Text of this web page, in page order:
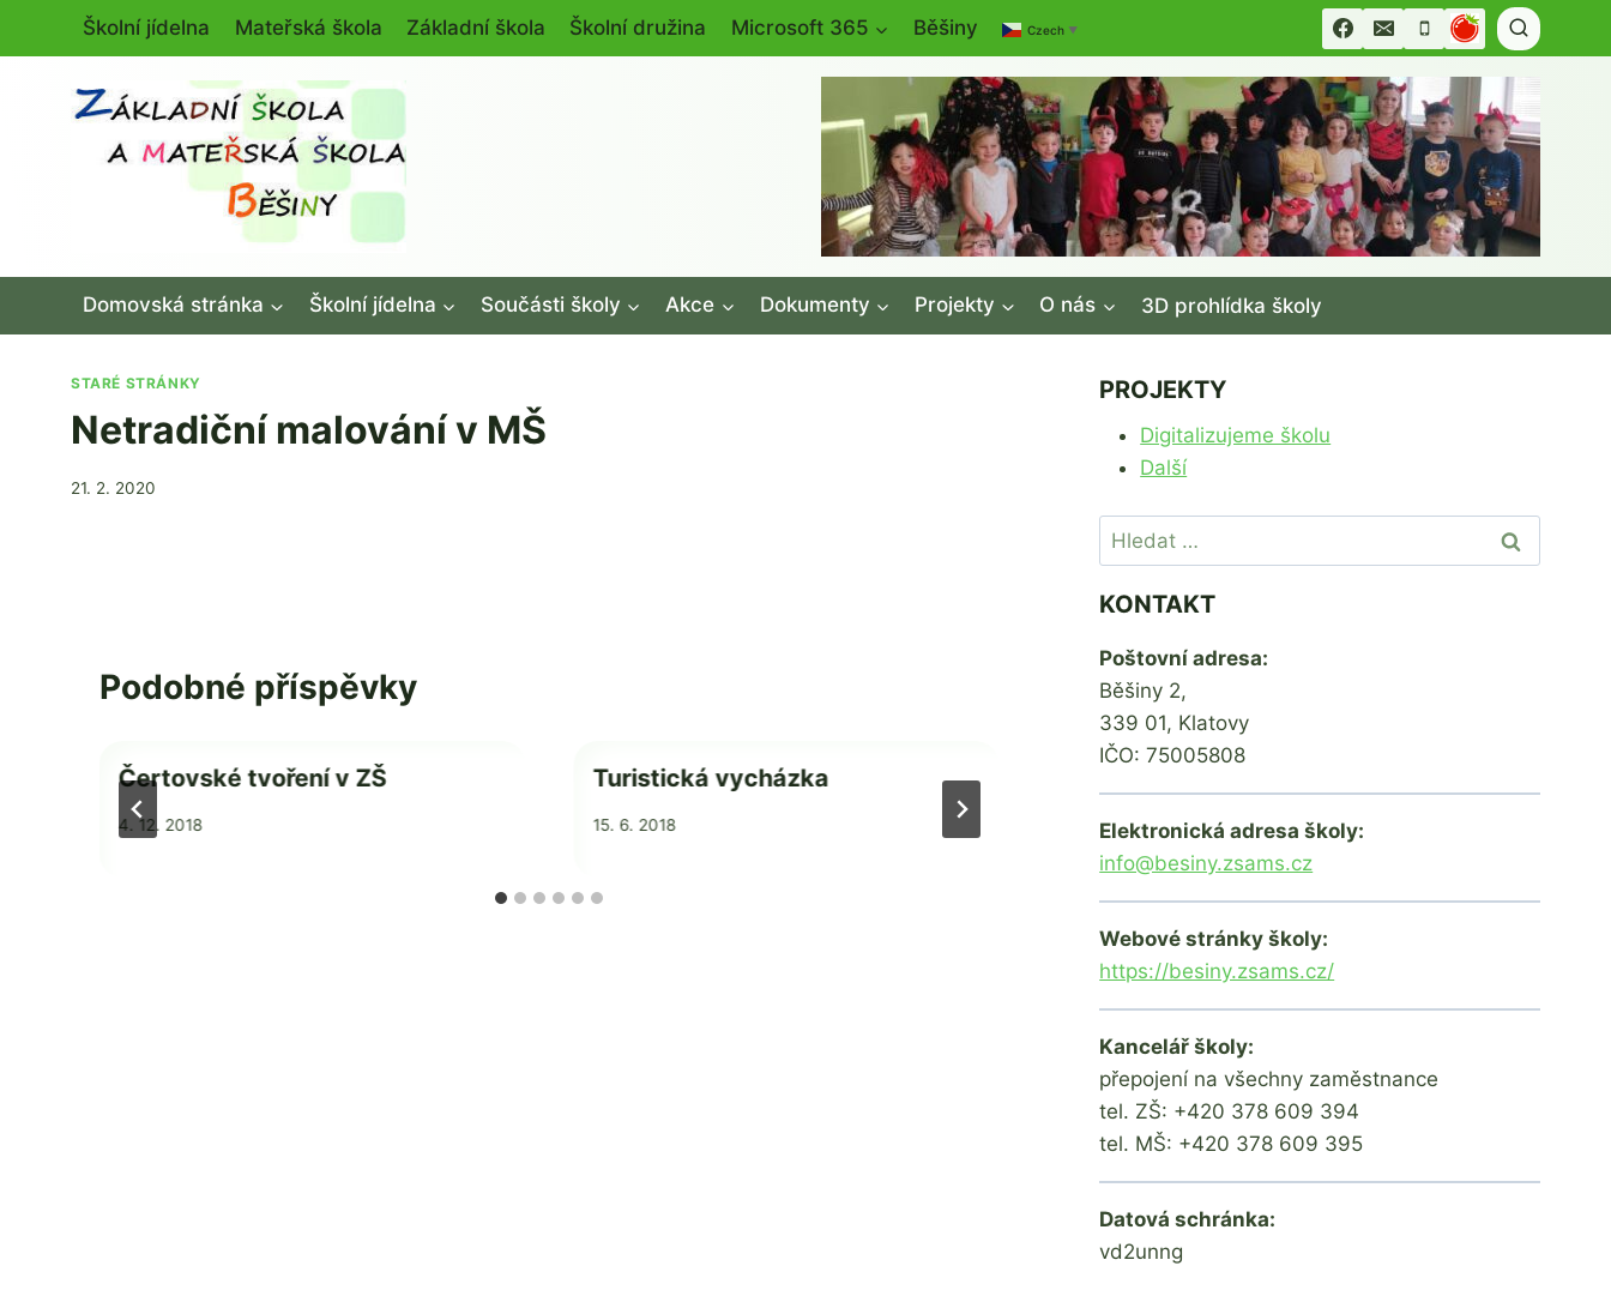
Přeskočit
Školní jídelna Mateřská škola Základní škola Školní družina Microsoft 365 Běšiny Czech ▼
Domovská stránka Školní jídelna Součásti školy Akce Dokumenty Projekty O nás 3D prohlídka školy
STARÉ STRÁNKY
Netradiční malování v MŠ
Od
21. 2. 2020
Podobné příspěvky
Čertovské tvoření v ZŠ
Od
4. 12. 2018
Turistická vycházka
Od
15. 6. 2018 2. 3. 2016
PROJEKTY
Digitalizujeme školu
Další
Vyhledávání
KONTAKT
Poštovní adresa:
Běšiny 2,
339 01, Klatovy
IČO: 75005808
Elektronická adresa školy:
info@besiny.zsams.cz
Webové stránky školy:
https://besiny.zsams.cz/
Kancelář školy:
přepojení na všechny zaměstnance
tel. ZŠ: +420 378 609 394
tel. MŠ: +420 378 609 395
Datová schránka:
vd2unng